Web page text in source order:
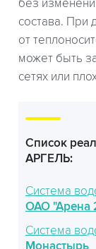
без
состава. При
от
может быть
сетях или
Список
АРГЕЛЬ:
Система
ОАО "Арена
Система
Монастырь